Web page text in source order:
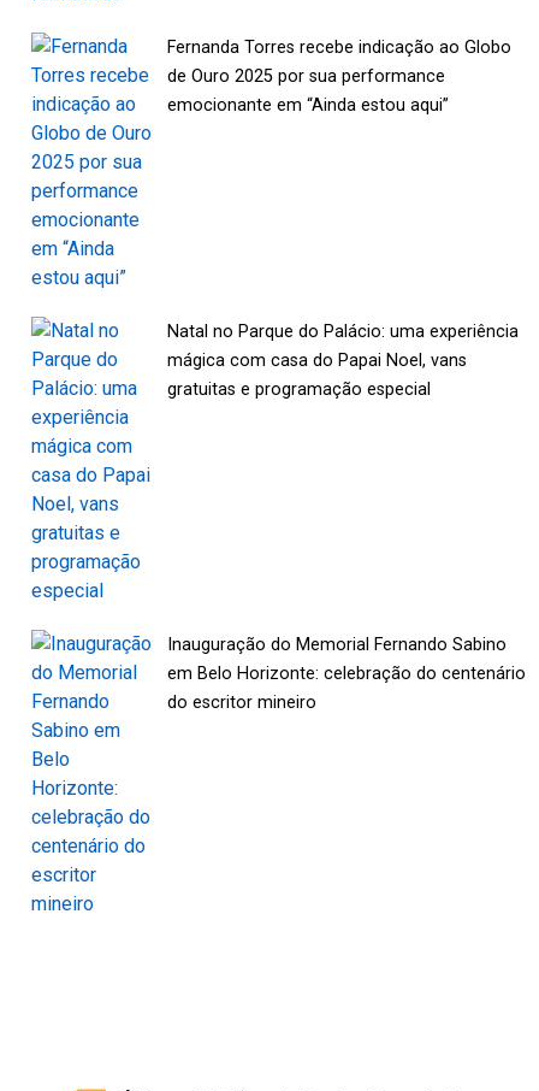
Fernanda Torres recebe indicação ao Globo
de Ouro 2025 por sua performance
emocionante em “Ainda estou aqui”
Natal no Parque do Palácio: uma experiência
mágica com casa do Papai Noel, vans
gratuitas e programação especial
Inauguração do Memorial Fernando Sabino
em Belo Horizonte: celebração do centenário
do escritor mineiro